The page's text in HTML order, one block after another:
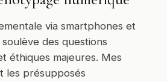
via smartphones et
des questions
éthiques majeures. Mes
les présupposés